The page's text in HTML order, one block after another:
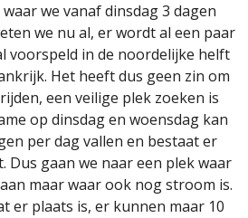
we vanaf dinsdag 3 dagen
we nu al, er wordt al een paar
voorspeld in de noordelijke helft
Het heeft dus geen zin om
een veilige plek zoeken is
op dinsdag en woensdag kan
per dag vallen en bestaat er
Dus gaan we naar een plek waar
maar waar ook nog stroom is.
er plaats is, er kunnen maar 10